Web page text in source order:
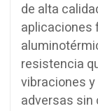
de alta
aplicaciones
resistencia
vibraciones
adversas sin